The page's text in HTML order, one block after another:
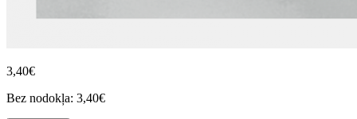
3,40€
Bez nodokļa: 3,40€